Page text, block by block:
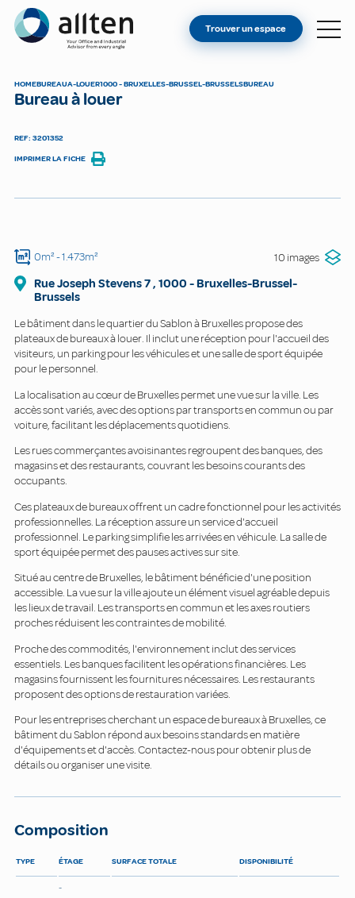
Allten
TROUVER UN ESPACE
Trouver un espace
HOMEBUREAUA-LOUER1000 - BRUXELLES-BRUSSEL-BRUSSELSBUREAU
Bureau à louer
REF: 3201352
IMPRIMER LA FICHE
0m²- 1.473m² 10 images
Rue Joseph Stevens 7, 1000 -Bruxelles-Brussel-
Brussels
Le bâtiment dans le quartier du Sablon à Bruxelles propose des
plateaux de bureaux à louer. Il inclut une réception pour l'accueil des
visiteurs, un parking pour les véhicules et une salle de sport équipée
pour le personnel.
La localisation au cœur de Bruxelles permet une vue sur la ville. Les
accès sont variés, avec des options par transports en commun ou par
voiture, facilitant les déplacements quotidiens.
Les rues commerçantes avoisinantes regroupent des banques, des
magasins et des restaurants, couvrant les besoins courants des
occupants.
Ces plateaux de bureaux offrent un cadre fonctionnel pour les activités
professionnelles. La réception assure un service d'accueil
professionnel. Le parking simplifie les arrivées en véhicule. La salle de
sport équipée permet des pauses actives sur site.
Situé au centre de Bruxelles, le bâtiment bénéficie d'une position
accessible. La vue sur la ville ajoute un élément visuel agréable depuis
les lieux de travail. Les transports en commun et les axes routiers
proches réduisent les contraintes de mobilité.
Proche des commodités, l'environnement inclut des services
essentiels. Les banques facilitent les opérations financières. Les
magasins fournissent les fournitures nécessaires. Les restaurants
proposent des options de restauration variées.
Pour les entreprises cherchant un espace de bureaux à Bruxelles, ce
bâtiment du Sablon répond aux besoins standards en matière
d'équipements et d'accès. Contactez-nous pour obtenir plus de
détails ou organiser une visite.
Composition
TYPE ÉTAGE SURFACE TOTALE DISPONIBILITÉ
-